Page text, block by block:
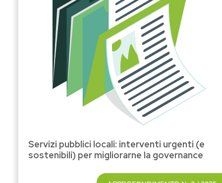
Servizi pubblici locali: interventi urgenti (e
sostenibili) per migliorarne la governance